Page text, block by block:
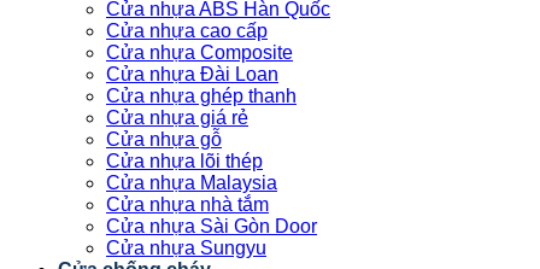
Cửa nhựa ABS Hàn Quốc
Cửa nhựa cao cấp
Cửa nhựa Composite
Cửa nhựa Đài Loan
Cửa nhựa ghép thanh
Cửa nhựa giá rẻ
Cửa nhựa gỗ
Cửa nhựa lõi thép
Cửa nhựa Malaysia
Cửa nhựa nhà tắm
Cửa nhựa Sài Gòn Door
Cửa nhựa Sungyu